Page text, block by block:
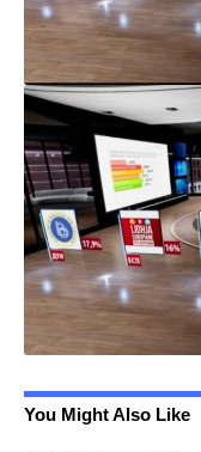
You Might Also Like